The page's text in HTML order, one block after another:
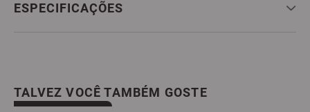
ESPECIFICAÇÕES
TALVEZ VOCÊ TAMBÉM GOSTE